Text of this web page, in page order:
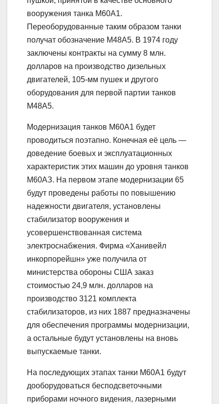
вооружения танка М60A1.
Переоборудованные таким образом танки
получат обозначение М48А5. В 1974 году
заключены контракты на сумму 8 млн.
долларов на производство дизельных
двигателей, 105-мм пушек и другого
оборудования для первой партии танков
М48А5.
Модернизация танков М60А1 будет
проводиться поэтапно. Конечная её цель —
доведение боевых и эксплуатационных
характеристик этих машин до уровня танков
М60АЗ. На первом этапе модернизации 65
будут проведены работы по повышению
надежности двигателя, установлены
стабилизатор вооружения и
усовершенствованная система
электроснабжения. Фирма «Ханивейл
инкорпорейшн» уже получила от
министерства обороны США заказ
стоимостью 24,9 млн. долларов на
производство 3121 комплекта
стабилизаторов, из них 1887 предназначены
для обеспечения программы модернизации,
а остальные будут установлены на вновь
выпускаемые танки.
На последующих этапах танки М60А1 будут
дооборудоваться бесподсветочными
приборами ночного видения, лазерными